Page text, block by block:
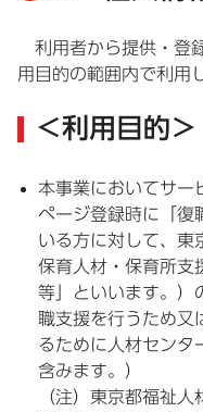
利用者から提供・登
用目的の範囲内で利用
＜利用目的＞
本事業においてサー
ページ登録時に「復
いる方に対して、東
保育人材・保育所支
等」といいます。）
職支援を行うため又
るために人材センタ
含みます。）
（注）東京都福祉